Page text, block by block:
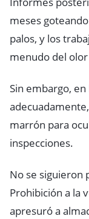
meses
palos, y los
menudo del
Sin embargo,
marrón para
inspecciones.
No se siguieron
Prohibición a la
apresuró a